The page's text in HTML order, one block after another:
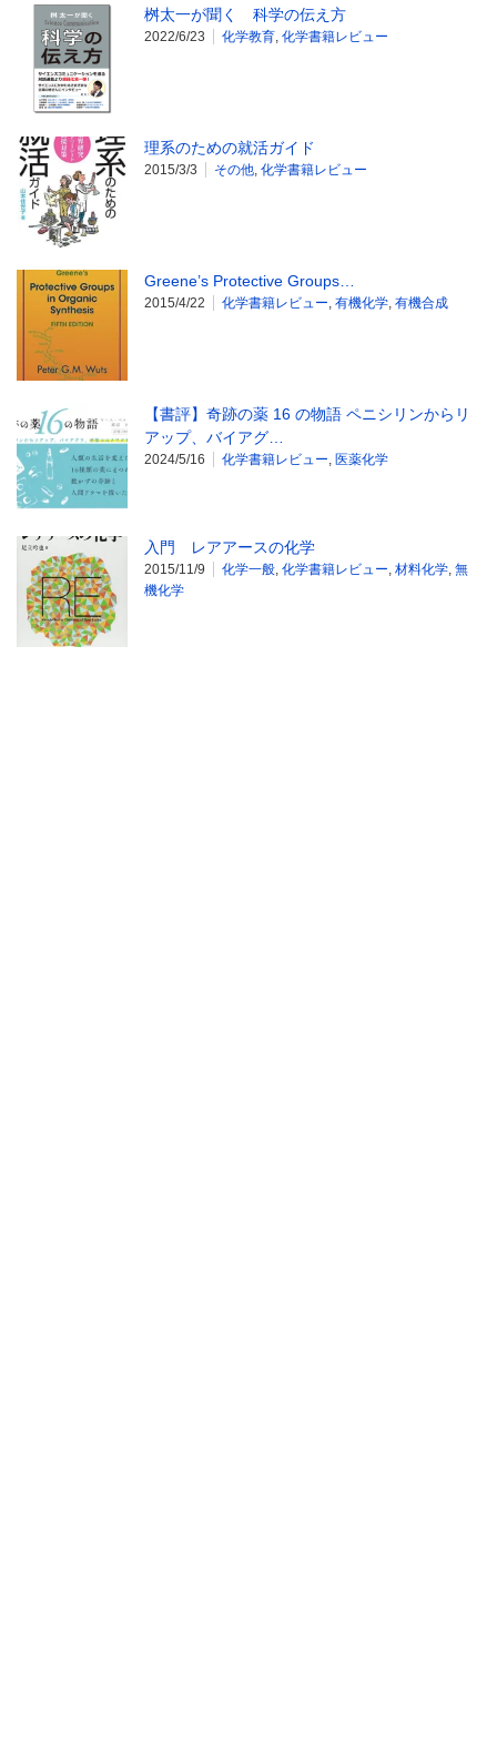
桝太一が聞く 科学の伝え方
2022/6/23 化学教育 化学書籍レビュー
理系のための就活ガイド
2015/3/3 その他 化学書籍レビュー
Greene’s Protective Groups…
2015/4/22 化学書籍レビュー 有機化学 有機合成
【書評】奇跡の薬 16 の物語 ペニシリンからリ
アップ、バイアグ…
2024/5/16 化学書籍レビュー 医薬化学
入門 レアアースの化学
2015/11/9 化学一般 化学書籍レビュー 材料化学 無
機化学